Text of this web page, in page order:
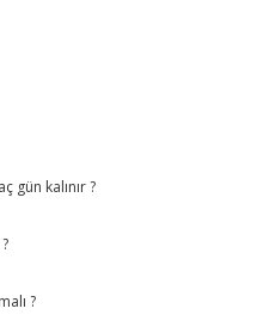
gün kalınır ?
?